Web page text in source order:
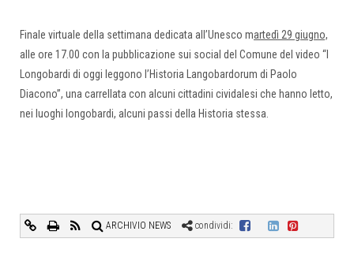
Finale virtuale della settimana dedicata all’Unesco martedì 29 giugno,
alle ore 17.00 con la pubblicazione sui social del Comune del video “I
Longobardi di oggi leggono l’Historia Langobardorum di Paolo
Diacono”, una carrellata con alcuni cittadini cividalesi che hanno letto,
nei luoghi longobardi, alcuni passi della Historia stessa.
ARCHIVIO NEWS condividi: